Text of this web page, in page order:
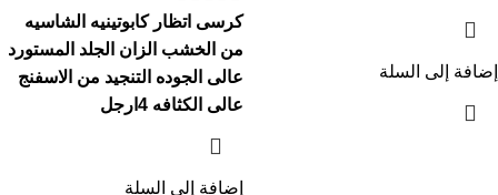
إضافة إلى السلة
كرسى اتظار كابوتينيه الشاسيه
من الخشب الزان الجلد المستورد
عالى الجوده التنجيد من الاسفنج
عالى الكثافه 4ارجل
إضافة إلى السلة